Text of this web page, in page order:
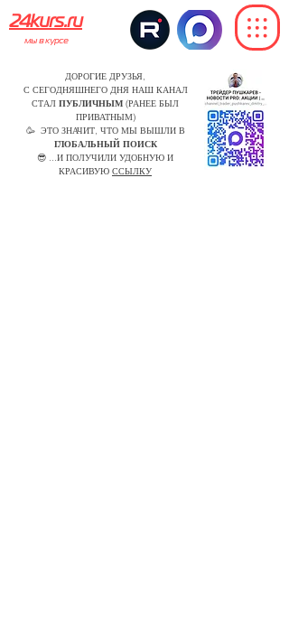
24kurs.ru
мы в курсе
ДОРОГИЕ ДРУЗЬЯ,
С СЕГОДНЯШНЕГО ДНЯ НАШ КАНАЛ
СТАЛ ПУБЛИЧНЫМ (РАНЕЕ БЫЛ
ПРИВАТНЫМ)
🥳 ЭТО ЗНАЧИТ, ЧТО МЫ ВЫШЛИ В
ГЛОБАЛЬНЫЙ ПОИСК
😎 ...И ПОЛУЧИЛИ УДОБНУЮ И
КРАСИВУЮ ССЫЛКУ